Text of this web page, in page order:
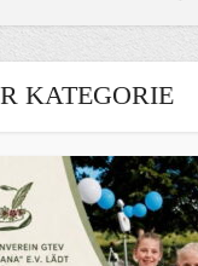
KATEGORIE